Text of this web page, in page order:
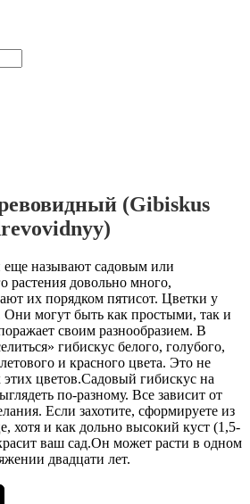
(Gibiskus
еще называют садовым или
растения довольно много,
их порядком пятисот. Цветки у
Они могут быть как простыми, так и
своим разнообразием. В
гибискус белого, голубого,
и красного цвета. Это не
этих цветов.Садовый гибискус на
по-разному. Все зависит от
Если захотите, сформируете из
хотя и как дольно высокий куст (1,5-
ваш сад.Он может расти в одном
двадцати лет.